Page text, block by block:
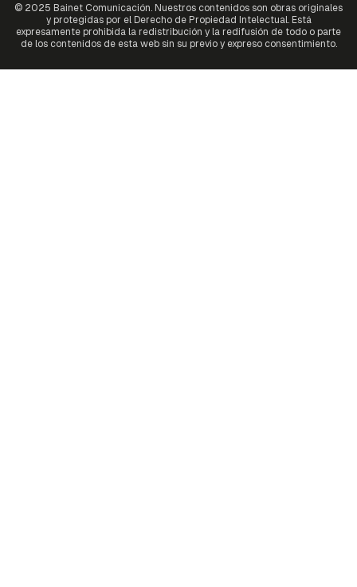
© 2025 Bainet Comunicación. Nuestros contenidos son obras originales
y protegidas por el Derecho de Propiedad Intelectual. Está
expresamente prohibida la redistribución y la redifusión de todo o parte
de los contenidos de esta web sin su previo y expreso consentimiento.